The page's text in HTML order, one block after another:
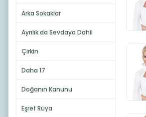
Arka Sokaklar
Ayrılık da Sevdaya Dahil
Çirkin
Daha 17
Doğanın Kanunu
Eşref Rüya